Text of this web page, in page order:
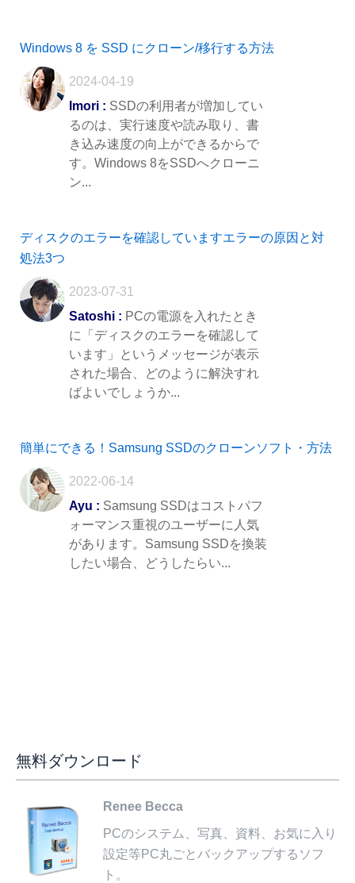
Windows 8 を SSD にクローン/移行する方法
2024-04-19
Imori : SSDの利用者が増加してい
るのは、実行速度や読み取り、書
き込み速度の向上ができるからで
す。Windows 8をSSDへクローニ
ン...
ディスクのエラーを確認していますエラーの原因と対
処法3つ
2023-07-31
Satoshi : PCの電源を入れたとき
に「ディスクのエラーを確認して
います」というメッセージが表示
された場合、どのように解決すれ
ばよいでしょうか...
簡単にできる！Samsung SSDのクローンソフト・方法
2022-06-14
Ayu : Samsung SSDはコストパフ
ォーマンス重視のユーザーに人気
があります。Samsung SSDを換装
したい場合、どうしたらい...
無料ダウンロード
Renee Becca
PCのシステム、写真、資料、お気に入り
設定等PC丸ごとバックアップするソフ
ト。